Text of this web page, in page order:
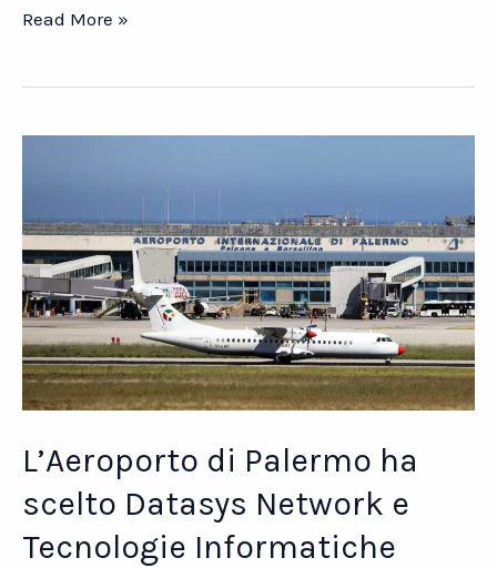
Colantoni
Informatiche
Read More »
L’Aeroporto di Palermo ha
scelto Datasys Network e
Tecnologie Informatiche